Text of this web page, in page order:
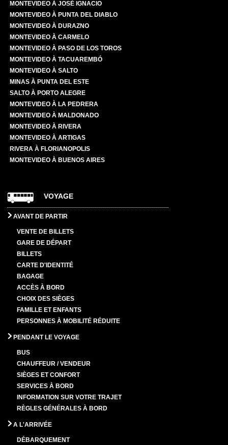
MONTEVIDEO À JOSÉ IGNACIO
MONTEVIDEO À PUNTA DEL DIABLO
MONTEVIDEO À DURAZNO
MONTEVIDEO À CARMELO
MONTEVIDEO À PASO DE LOS TOROS
MONTEVIDEO À TACUAREMBÓ
MONTEVIDEO À SALTO
MINAS À PUNTA DEL ESTE
SALTO À PORTO ALEGRE
MONTEVIDEO À LA PEDRERA
MONTEVIDEO À MALDONADO
MONTEVIDEO À RIVERA
MONTEVIDEO À ARTIGAS
RIVERA À FLORIANOPOLIS
MONTEVIDEO À BUENOS AIRES
VOYAGE
AVANT DE PARTIR
VENTE DE BILLETS
GARE DE DÉPART
BILLETS
CARTE D'IDENTITÉ
BAGAGE
ACCÈS À BORD
CHOIX DES SIÈGES
FAMILLE ET ENFANTS
PERSONNES À MOBILITÉ RÉDUITE
PENDANT LE VOYAGE
BUS
CHAUFFEUR / VENDEUR
SIÈGES ET CONFORT
SERVICES À BORD
INFORMATION SUR VOTRE TRAJET
RÈGLES GÉNÉRALES À BORD
A L'ARRIVÉE
DÉBARQUEMENT